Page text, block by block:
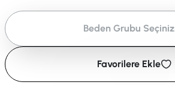
Beden Grubu Seçiniz
Favorilere Ekle